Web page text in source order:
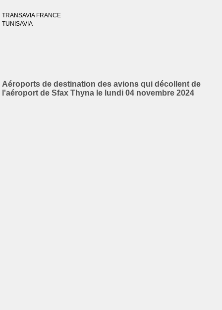
TRANSAVIA FRANCE
TUNISAVIA
Aéroports de destination des avions qui décollent de
l'aéroport de Sfax Thyna le lundi 04 novembre 2024